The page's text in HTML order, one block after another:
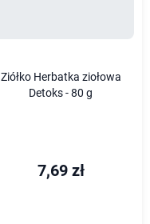
Ziółko Herbatka ziołowa
Detoks - 80 g
7,69 zł